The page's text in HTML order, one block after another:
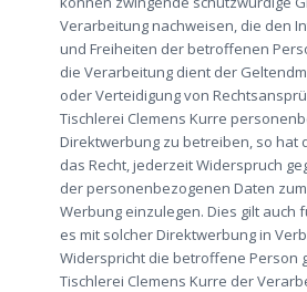
Verarbeitung nachweisen, die den
und Freiheiten der betroffenen
die Verarbeitung dient der
oder Verteidigung von
Tischlerei Clemens Kurre
Direktwerbung zu betreiben, so hat
das Recht, jederzeit Widerspruch
der personenbezogenen Daten
Werbung einzulegen. Dies gilt auch
es mit solcher Direktwerbung in
Widerspricht die betroffene Person
Tischlerei Clemens Kurre der